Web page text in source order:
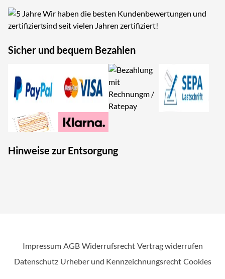
Wir haben die besten Kundenbewertungen und
sind seit vielen Jahren zertifiziert!
Sicher und bequem Bezahlen
Hinweise zur Entsorgung
Impressum AGB Widerrufsrecht Vertrag widerrufen
Datenschutz Urheber und Kennzeichnungsrecht Cookies